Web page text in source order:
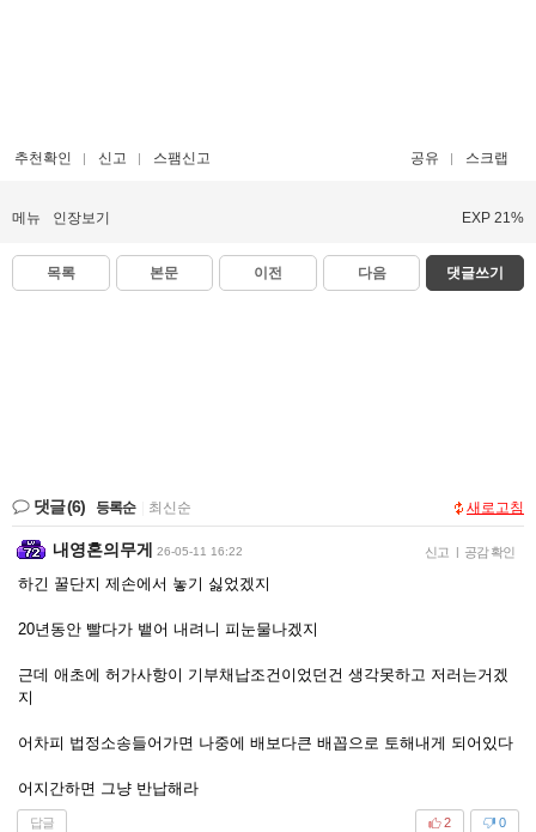
추천확인 신고 스팸신고 공유 스크랩
메뉴 인장보기 EXP 21%
목록 본문 이전 다음 댓글쓰기
댓글(6) 등록순 최신순 새로고침
내영혼의무게 26-05-11 16:22 신고 | 공감 확인
하긴 꿀단지 제손에서 놓기 싫었겠지
20년동안 빨다가 뱉어 내려니 피눈물나겠지
근데 애초에 허가사항이 기부채납조건이었던건 생각못하고 저러는거겠
지
어차피 법정소송들어가면 나중에 배보다큰 배꼽으로 토해내게 되어있다
어지간하면 그냥 반납해라
답글 0
2